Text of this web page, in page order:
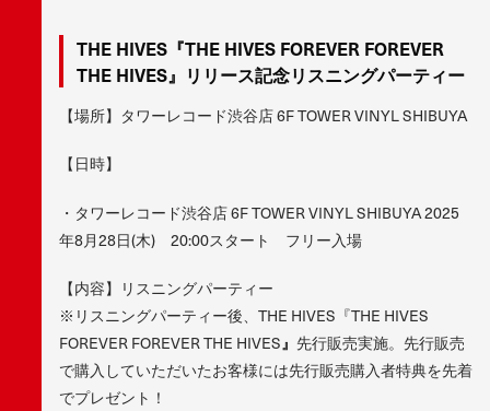
THE HIVES 『THE HIVES FOREVER FOREVER
THE HIVES』 リリース記念リスニングパーティー
【場所】タワーレコード渋谷店 6F TOWER VINYL SHIBUYA
【日時】
・タワーレコード渋谷店 6F TOWER VINYL SHIBUYA 2025
年8月28日(木) 20:00スタート フリー入場
【内容】リスニングパーティー
※リスニングパーティー後、THE HIVES『THE HIVES
FOREVER FOREVER THE HIVES』 先行販売実施。先行販売
で購入していただいたお客様には先行販売購入者特典を先着
でプレゼント！